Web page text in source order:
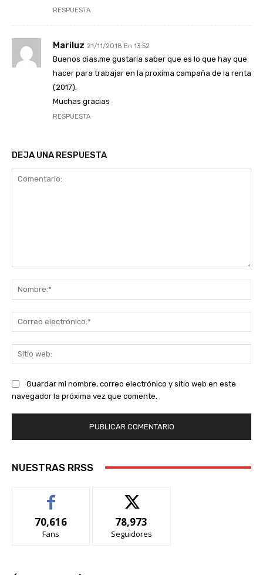
RESPUESTA
Mariluz 21/11/2018 En 13:52
Buenos dias,me gustaria saber que es lo que hay que
hacer para trabajar en la proxima campaña de la renta
(2017).
Muchas gracias
RESPUESTA
DEJA UNA RESPUESTA
Guardar mi nombre, correo electrónico y sitio web en este
navegador la próxima vez que comente.
NUESTRAS RRSS
70,616
Fans
78,973
Seguidores